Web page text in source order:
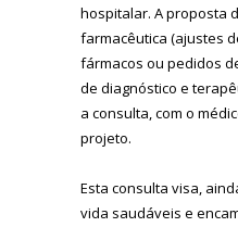
hospitalar. A proposta
farmacêutica (ajustes
fármacos ou pedidos
de diagnóstico e
a consulta, com o
projeto.
Esta consulta visa,
vida saudáveis e